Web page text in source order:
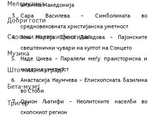
Мелемузика
Добри гости
Скопски поетски фестивал
Музика
Што има низ град?
Бета-музеј
Тригер
античка Македонија
Сара Василева – Симболиката во
средновековната христијанска уметност
Ана Марија Елена Давидова – Пајонските
свештенички чувари на култот на Сонцето
Наде Циева – Паралели меѓу праисториска и
модерна уметност
Анастасија Наумчева – Епископската базилика
во Стоби
Орион Љатифи – Неолитските населби во
скопскиот регион